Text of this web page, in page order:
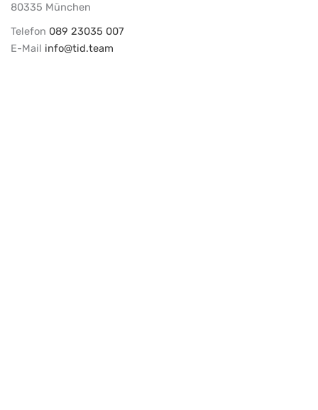
80335 München
Telefon 089 23035 007
E-Mail info@tid.team